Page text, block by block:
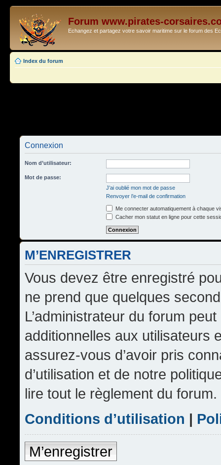
Forum www.pirates-
Echangez et partagez votre savoir maritime sur le forum des
Index du forum
Connexion
Nom d’utilisateur:
Mot de passe:
J’ai oublié mon mot de passe
Renvoyer l’e-mail de confirmation
Me connecter automatiquement à chaque
Cacher mon statut en ligne pour cette
M’ENREGISTRER
Vous devez être enregistré
ne prend que quelques
L’administrateur du forum
additionnelles aux utilisateurs
assurez-vous d’avoir pris
d’utilisation et de notre
lire tout le règlement du forum.
Conditions d’utilisation |
M’enregistrer